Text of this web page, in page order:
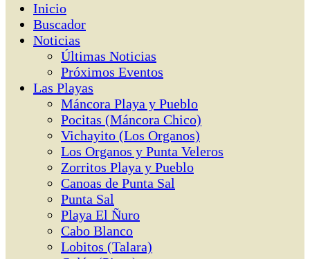
Inicio
Buscador
Noticias
Últimas Noticias
Próximos Eventos
Las Playas
Máncora Playa y Pueblo
Pocitas (Máncora Chico)
Vichayito (Los Organos)
Los Organos y Punta Veleros
Zorritos Playa y Pueblo
Canoas de Punta Sal
Punta Sal
Playa El Ñuro
Cabo Blanco
Lobitos (Talara)